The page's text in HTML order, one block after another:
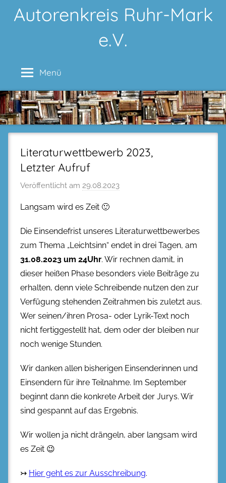
InhaltAutorenkreis Ruhr-Mark
e.V.
Menü
Literaturwettbewerb 2023,
Letzter Aufruf
Veröffentlicht am 29.08.2023
Langsam wird es Zeit 🙂
Die Einsendefrist unseres Literaturwettbewerbes
zum Thema „Leichtsinn“ endet in drei Tagen, am
31.08.2023 um 24Uhr. Wir rechnen damit, in
dieser heißen Phase besonders viele Beiträge zu
erhalten, denn viele Schreibende nutzen den zur
Verfügung stehenden Zeitrahmen bis zuletzt aus.
Wer seinen/ihren Prosa- oder Lyrik-Text noch
nicht fertiggestellt hat, dem oder der bleiben nur
noch wenige Stunden.
Wir danken allen bisherigen Einsenderinnen und
Einsendern für ihre Teilnahme. Im September
beginnt dann die konkrete Arbeit der Jurys. Wir
sind gespannt auf das Ergebnis.
Wir wollen ja nicht drängeln, aber langsam wird
es Zeit 😉
↣ Hier geht es zur Ausschreibung.